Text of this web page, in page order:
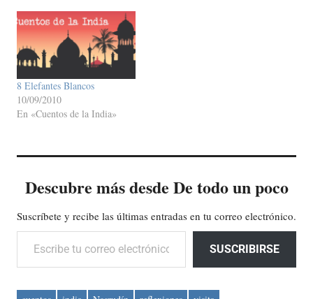
8 Elefantes Blancos
10/09/2010
En «Cuentos de la India»
Descubre más desde De todo un poco
Suscríbete y recibe las últimas entradas en tu correo electrónico.
Escribe tu correo electrónico…
SUSCRIBIRSE